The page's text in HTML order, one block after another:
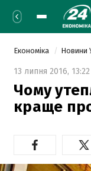
Економіка Новини
13 липня 2016, 13:22
Чому
краще